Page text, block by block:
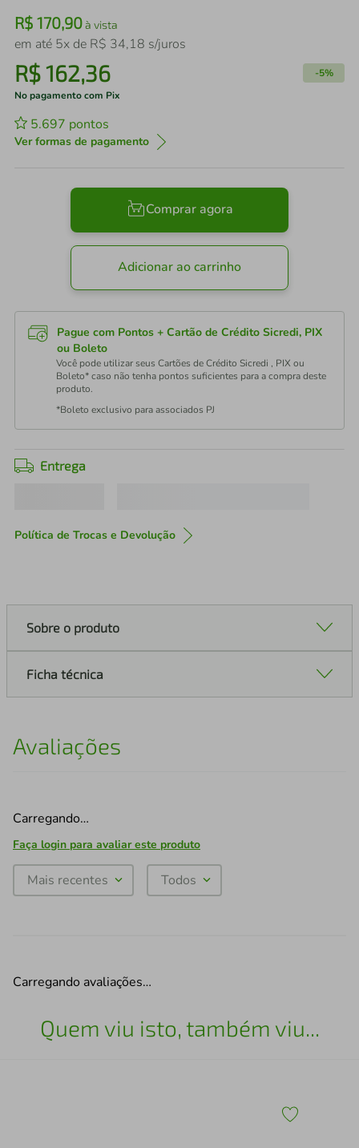
R$ 170,90à vista
em até 5x de R$ 34,18 s/juros
R$162,36 -5%
No pagamento com Pix
5.697 pontos
Ver formas de pagamento
Comprar agora
Adicionar ao carrinho
Pague com Pontos + Cartão de Crédito Sicredi, PIX
ou Boleto
Você pode utilizar seus Cartões de Crédito Sicredi , PIX ou
Boleto* caso não tenha pontos suficientes para a compra deste
produto.
*Boleto exclusivo para associados PJ
Entrega
Política de Trocas e Devolução
Sobre o produto
Ficha técnica
Avaliações
Carregando…
Faça login para avaliar este produto
Mais recentes Todos
Carregando avaliações…
Quem viu isto, também viu...